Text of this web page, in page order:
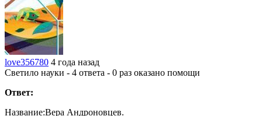
love356780 4 года назад
Светило науки - 4 ответа - 0 раз оказано помощи
Ответ:
Название:Вера Андроновцев.